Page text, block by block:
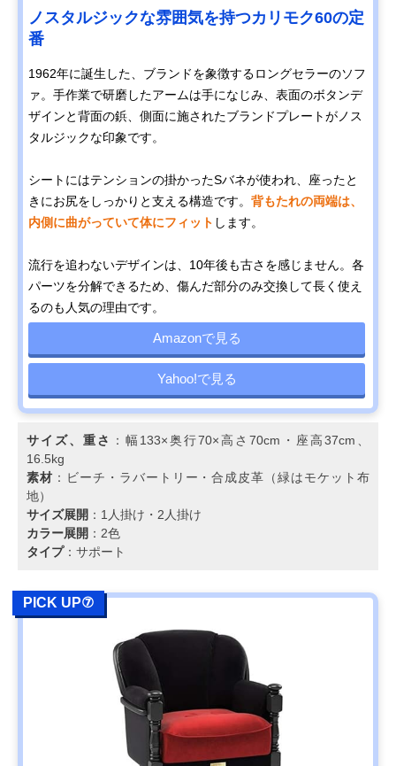
ノスタルジックな雰囲気を持つカリモク60の定
番
1962年に誕生した、ブランドを象徴するロングセラーのソフ
ァ。手作業で研磨したアームは手になじみ、表面のボタンデ
ザインと背面の鋲、側面に施されたブランドプレートがノス
タルジックな印象です。
シートにはテンションの掛かったSバネが使われ、座ったと
きにお尻をしっかりと支える構造です。 背もたれの両端は、
内側に曲がっていて体にフィット します。
流行を追わないデザインは、10年後も古さを感じません。各
パーツを分解できるため、傷んだ部分のみ交換して長く使え
るのも人気の理由です。
Amazonで見る
Yahoo!で見る
サイズ、重さ
：幅133×奥行70×高さ70cm・座高37cm、
16.5kg
素材 ：ビーチ・ラバートリー・合成皮革（緑はモケット布
地）
サイズ展開 ：1人掛け・2人掛け
カラー展開 ：2色
タイプ：サポート
PICK UP⑦